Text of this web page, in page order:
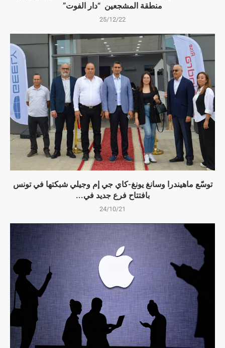
منطقة المشجعين “دار الفوت”
25/12/22
توسّع ماهيندرا وسانغ يونغ-كاي جي إم وجيلي شبكتها في تونس
بافتتاح فرع جديد في...
24/10/21